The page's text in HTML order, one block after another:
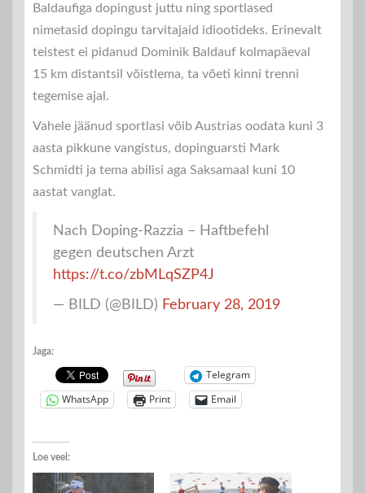
Baldaufiga dopingust juttu ning sportlased
nimetasid dopingu tarvitajaid idiootideks. Erinevalt
teistest ei pidanud Dominik Baldauf kolmapäeval
15 km distantsil võistlema, ta võeti kinni trenni
tegemise ajal.
Vahele jäänud sportlasi võib Austrias oodata kuni 3
aasta pikkune vangistus, dopinguarsti Mark
Schmidti ja tema abilisi aga Saksamaal kuni 10
aastat vanglat.
Nach Doping-Razzia – Haftbefehl
gegen deutschen Arzt
https://t.co/zbMLqSZP4J
— BILD (@BILD) February 28, 2019
Jaga:
Telegram
WhatsApp
Print Email
Loe veel: